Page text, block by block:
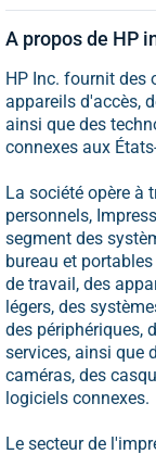
A propos de HP
HP Inc. fournit des
appareils d'accès,
ainsi que des
connexes aux
La société opère à
personnels,
segment des
bureau et
de travail, des
légers, des
des périphériques,
services, ainsi que
caméras, des
logiciels connexes.
Le secteur de